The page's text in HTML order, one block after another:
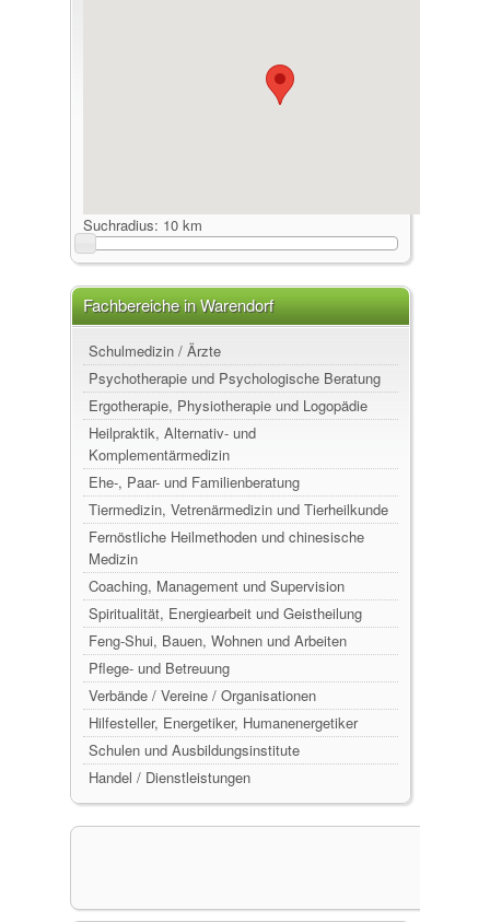
Suchradius: 10 km
Fachbereiche in Warendorf
Schulmedizin / Ärzte
Psychotherapie und Psychologische Beratung
Ergotherapie, Physiotherapie und Logopädie
Heilpraktik, Alternativ- und
Komplementärmedizin
Ehe-, Paar- und Familienberatung
Tiermedizin, Vetrenärmedizin und Tierheilkunde
Fernöstliche Heilmethoden und chinesische
Medizin
Coaching, Management und Supervision
Spiritualität, Energiearbeit und Geistheilung
Feng-Shui, Bauen, Wohnen und Arbeiten
Pflege- und Betreuung
Verbände / Vereine / Organisationen
Hilfesteller, Energetiker, Humanenergetiker
Schulen und Ausbildungsinstitute
Handel / Dienstleistungen